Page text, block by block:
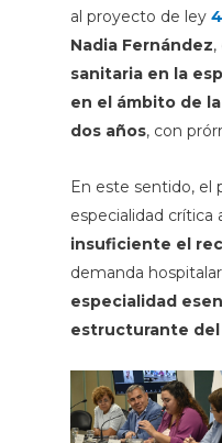
al proyecto de ley
Nadia Fernández,
sanitaria en la
en el ámbito de
dos años, con
En este sentido, el
especialidad crítica
insuficiente el
demanda
especialidad
estructurante del